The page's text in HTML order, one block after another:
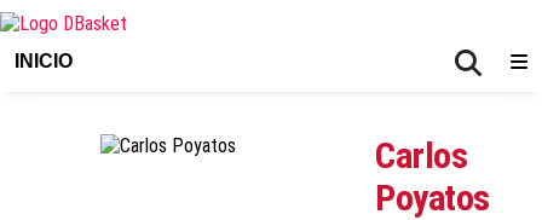
INICIO
Carlos
Poyatos